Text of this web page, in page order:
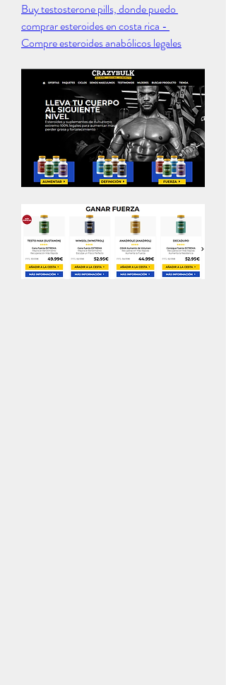
Buy testosterone pills, donde puedo
comprar esteroides en costa rica -
Compre esteroides anabólicos legales